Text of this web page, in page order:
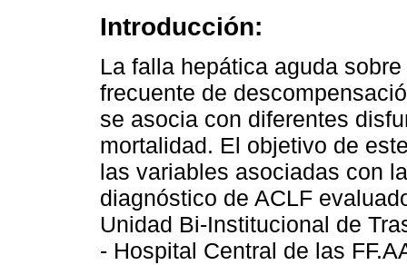
Introducción:
La falla hepática aguda
frecuente de
se asocia con diferentes
mortalidad. El objetivo de
las variables asociadas con
diagnóstico de ACLF
Unidad Bi-Institucional de
- Hospital Central de las